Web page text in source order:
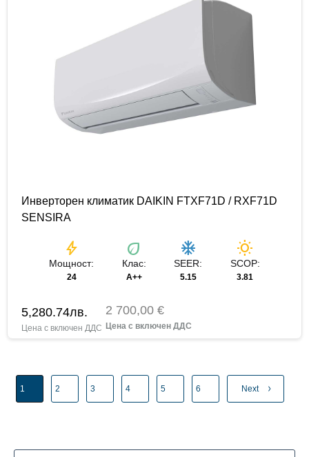
Инверторен климатик DAIKIN FTXF71D / RXF71D
SENSIRA
bolt
Мощност:
24
eco
Клас:
A++
ac_unit
SEER:
5.15
wb_sunny
SCOP:
3.81
5,280.74лв. 2 700,00 €
1 2 3 4 5 6 Next